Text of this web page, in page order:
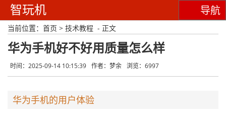
智玩机 导航
当前位置： 首页 > 技术教程 - 正文
华为手机好不好用质量怎么样
时间：2025-09-14 10:15:39 作者：梦余 浏览：6997
华为手机的用户体验